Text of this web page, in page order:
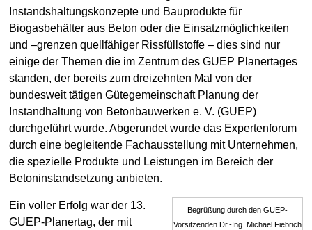
Instandshaltungskonzepte und Bauprodukte für
Biogasbehälter aus Beton oder die Einsatzmöglichkeiten
und –grenzen quellfähiger Rissfüllstoffe – dies sind nur
einige der Themen die im Zentrum des GUEP Planertages
standen, der bereits zum dreizehnten Mal von der
bundesweit tätigen Gütegemeinschaft Planung der
Instandhaltung von Betonbauwerken e. V. (GUEP)
durchgeführt wurde. Abgerundet wurde das Expertenforum
durch eine begleitende Fachausstellung mit Unternehmen,
die spezielle Produkte und Leistungen im Bereich der
Betoninstandsetzung anbieten.
Begrüßung durch den GUEP-
Vorsitzenden Dr.-Ing. Michael Fiebrich
Ein voller Erfolg war der 13.
GUEP-Planertag, der mit